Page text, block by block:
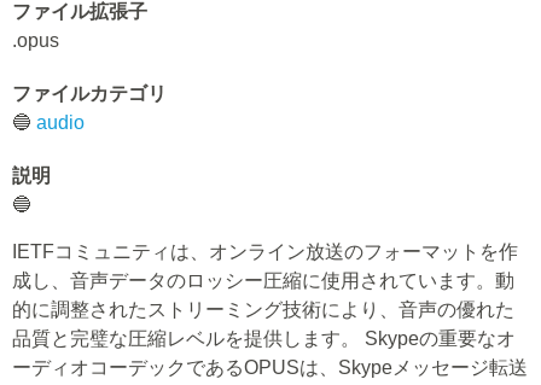
ファイル拡張子
.opus
ファイルカテゴリ
🔵 audio
説明
🔵
IETFコミュニティは、オンライン放送のフォーマットを作
成し、音声データのロッシー圧縮に使用されています。動
的に調整されたストリーミング技術により、音声の優れた
品質と完璧な圧縮レベルを提供します。 Skypeの重要なオ
ーディオコーデックであるOPUSは、Skypeメッセージ転送